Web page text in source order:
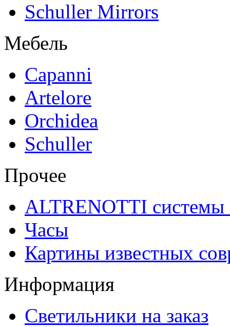
Schuller Mirrors
Мебель
Capanni
Artelore
Orchidea
Schuller
Прочее
ALTRENOTTI системы
Часы
Картины известных
Информация
Светильники на заказ